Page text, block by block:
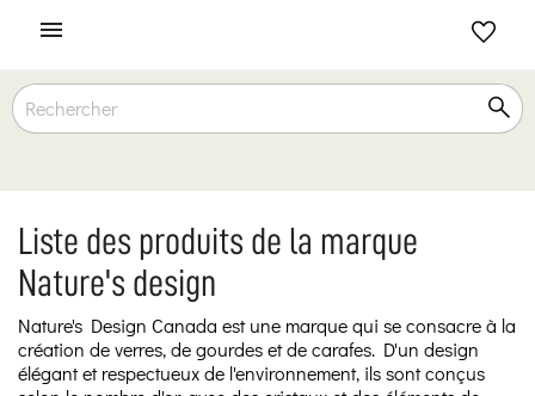

Liste des produits de la marque
Nature's design
Nature's Design Canada est une marque qui se consacre à la
création de verres, de gourdes et de carafes. D'un design
élégant et respectueux de l'environnement, ils sont conçus